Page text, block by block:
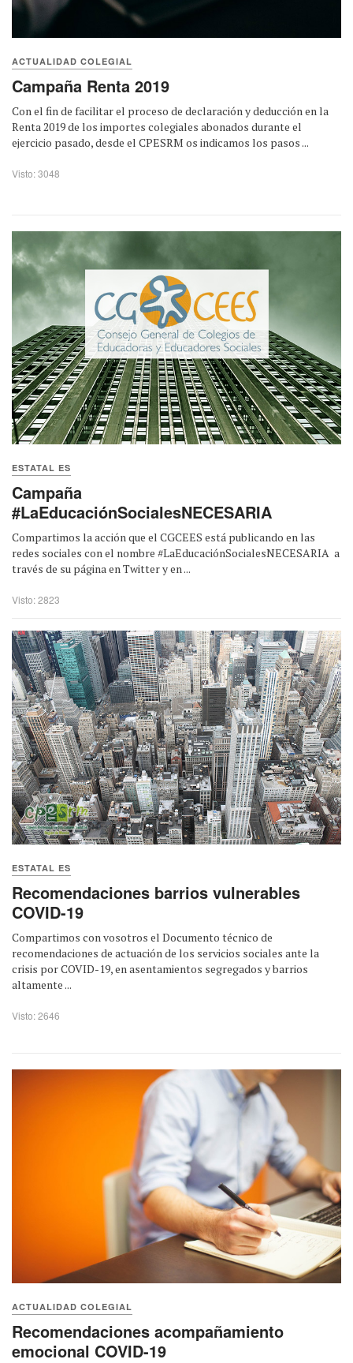
ACTUALIDAD COLEGIAL
Campaña Renta 2019
Con el fin de facilitar el proceso de declaración y deducción en la
Renta 2019 de los importes colegiales abonados durante el
ejercicio pasado, desde el CPESRM os indicamos los pasos ...
Visto: 3048
ESTATAL ES
Campaña
#LaEducaciónSocialesNECESARIA
Compartimos la acción que el CGCEES está publicando en las
redes sociales con el nombre #LaEducaciónSocialesNECESARIA a
través de su página en Twitter y en ...
Visto: 2823
ESTATAL ES
Recomendaciones barrios vulnerables
COVID-19
Compartimos con vosotros el Documento técnico de
recomendaciones de actuación de los servicios sociales ante la
crisis por COVID-19, en asentamientos segregados y barrios
altamente ...
Visto: 2646
ACTUALIDAD COLEGIAL
Recomendaciones acompañamiento
emocional COVID-19